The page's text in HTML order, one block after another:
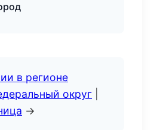
в регионе
округ
→